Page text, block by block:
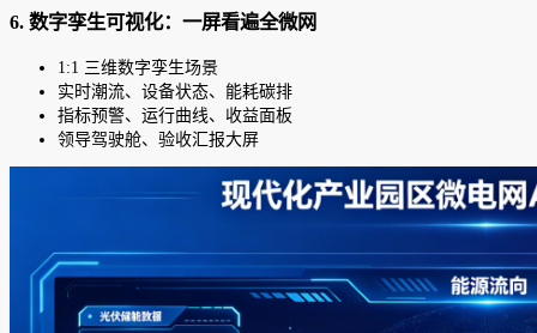
6. 数字孪生可视化：一屏看遍全微网
1:1 三维数字孪生场景
实时潮流、设备状态、能耗碳排
指标预警、运行曲线、收益面板
领导驾驶舱、验收汇报大屏